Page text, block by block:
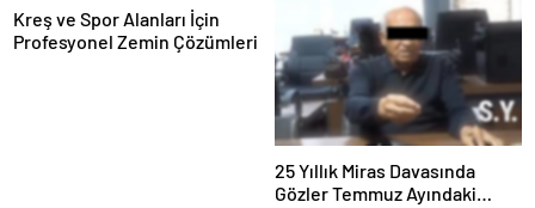
Kreş ve Spor Alanları İçin
Profesyonel Zemin Çözümleri
25 Yıllık Miras Davasında
Gözler Temmuz Ayındaki